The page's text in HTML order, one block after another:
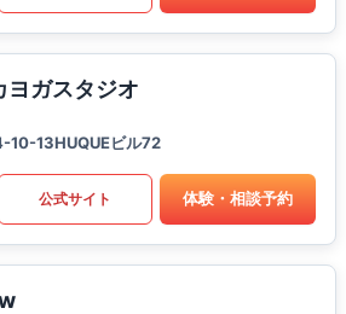
ヨガスタジオ
10-13HUQUEビル72
公式サイト 体験・相談予約